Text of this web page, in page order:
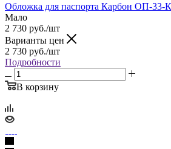
Обложка для паспорта Карбон ОП-33-К
Мало
2 730 руб./шт
Варианты цен
2 730 руб./шт
Подробности
В корзину